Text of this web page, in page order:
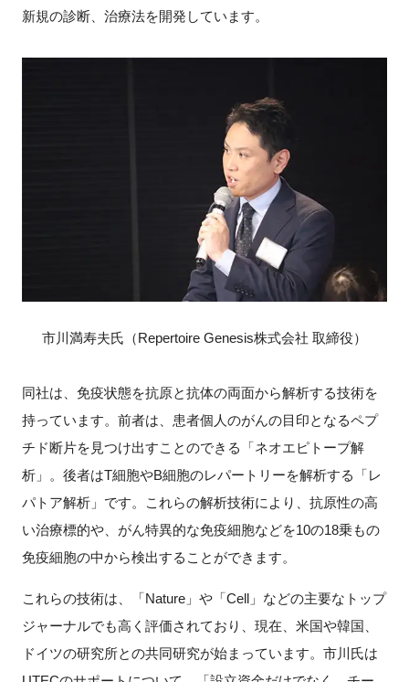
新規の診断、治療法を開発しています。
市川満寿夫氏（Repertoire Genesis株式会社 取締役）
同社は、免疫状態を抗原と抗体の両面から解析する技術を
持っています。前者は、患者個人のがんの目印となるペプ
チド断片を見つけ出すことのできる「ネオエピトープ解
析」。後者はT細胞やB細胞のレパートリーを解析する「レ
パトア解析」です。これらの解析技術により、抗原性の高
い治療標的や、がん特異的な免疫細胞などを10の18乗もの
免疫細胞の中から検出することができます。
これらの技術は、「Nature」や「Cell」などの主要なトップ
ジャーナルでも高く評価されており、現在、米国や韓国、
ドイツの研究所との共同研究が始まっています。市川氏は